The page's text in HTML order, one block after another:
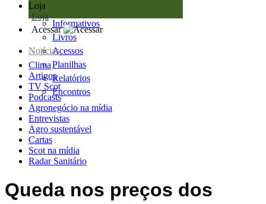
Loja
Loja
Informativos
Livros
Acessos
Planilhas
Relatórios
Encontros
Acessar
Notícias
Clima
Artigos
TV Scot
Podcasts
Agronegócio na mídia
Entrevistas
Agro sustentável
Cartas
Scot na mídia
Radar Sanitário
Queda nos preços dos